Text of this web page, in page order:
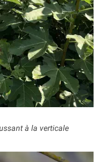
à la verticale